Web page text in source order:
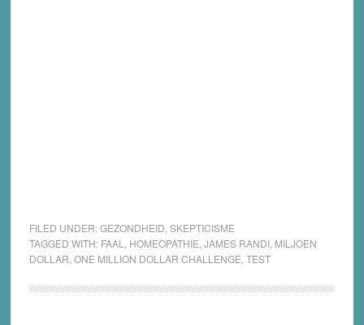
FILED UNDER:GEZONDHEID SKEPTICISME
TAGGED WITH: FAAL HOMEOPATHIE JAMES RANDI, MILJOEN
DOLLAR ONE MILLION DOLLAR CHALLENGE TEST